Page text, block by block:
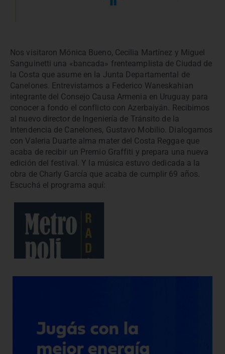
Nos visitaron Mónica Bueno, Cecilia Martínez y Miguel
Sanguinetti una «bancada» frenteamplista de Ciudad de
la Costa que asume en la Junta Departamental de
Canelones. Entrevistamos a Federico Waneskahian
integrante del Consejo Causa Armenia en Uruguay para
conocer a fondo el conflicto con Azerbaiyán. Recibimos
al nuevo director de Ingeniería de Tránsito de la
Intendencia de Canelones, Gustavo Mobilio. Dialogamos
con Valeria Duarte alma mater del Costa Reggae que
acaba de recibir un Premio Graffiti y prepara una nueva
edición del festival. Y la música estuvo dedicada a la
obra de Charly García que acaba de cumplir 69 años.
Escuchá el programa aquí: